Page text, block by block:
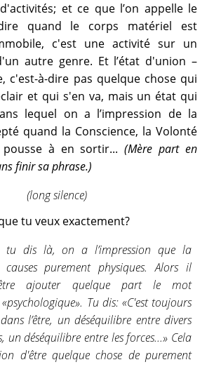
et ce que l’on appelle le
quand le corps matériel est
c'est une activité sur un
autre genre. Et l’état d'union –
c'est-à-dire pas quelque chose qui
et qui s'en va, mais un état qui
lequel on a l’impression de la
quand la Conscience, la Volonté
pousse à en sortir...(Mère part en
finir sa phrase.)
(long silence)
tu veux exactement?
tu dis là, on a l’impression que la
purement physiques. Alors il
ajouter quelque part le mot
Tu dis: «C'est toujours
l’être, un déséquilibre entre divers
un déséquilibre entre les forces...» Cela
d'être quelque chose de purement